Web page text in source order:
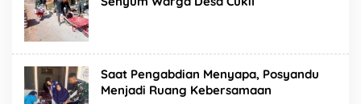
Saat Pengabdian Menyapa, Posyandu
Menjadi Ruang Kebersamaan